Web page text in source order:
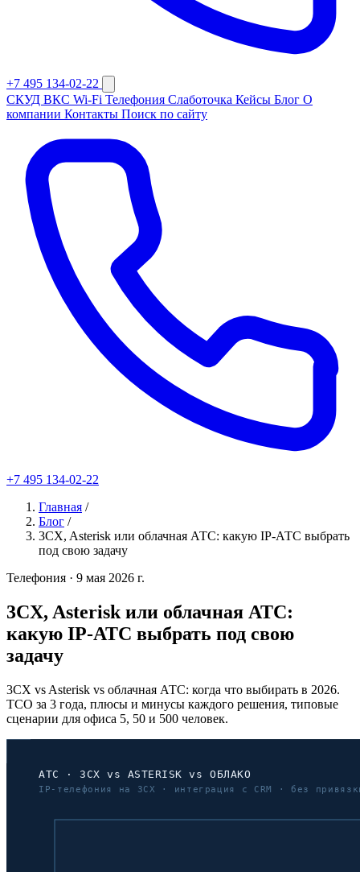
+7 495 134-02-22
СКУД ВКС Wi-Fi Телефония Слаботочка Кейсы Блог О
компании Контакты Поиск по сайту
+7 495 134-02-22
Главная /
Блог /
3CX, Asterisk или облачная АТС: какую IP-АТС выбрать
под свою задачу
Телефония · 9 мая 2026 г.
3CX, Asterisk или облачная АТС:
какую IP-АТС выбрать под свою
задачу
3CX vs Asterisk vs облачная АТС: когда что выбирать в 2026.
TCO за 3 года, плюсы и минусы каждого решения, типовые
сценарии для офиса 5, 50 и 500 человек.